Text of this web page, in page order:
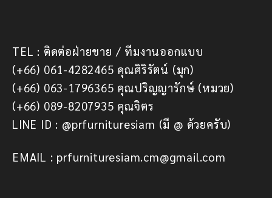
TEL : ติดต่อฝ่ายขาย / ทีมงานออกแบบ
(+66) 061-4282465 คุณศิริรัตน์ (มุก)
(+66) 063-1796365 คุณปริญญารักษ์ (หมวย)
(+66) 089-8207935 คุณจิตร
LINE ID : @prfurnituresiam (มี @ ด้วยครับ)
EMAIL : prfurnituresiam.cm@gmail.com